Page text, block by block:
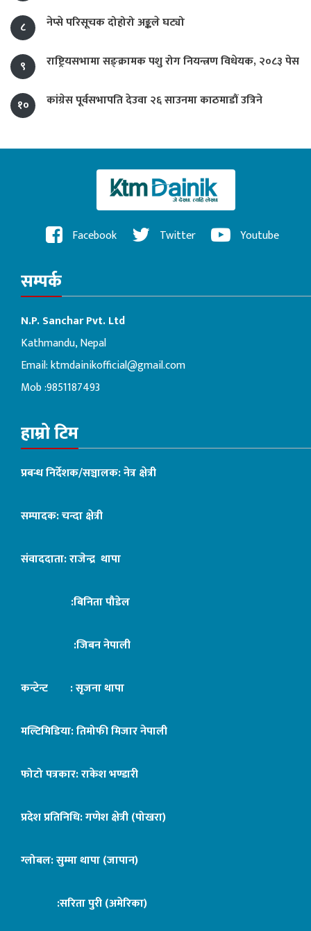
८ नेप्से परिसूचक दोहोरो अङ्कले घट्यो
९ राष्ट्रियसभामा सङ्क्रामक पशु रोग नियन्त्रण विधेयक, २०८३ पेस
१० कांग्रेस पूर्वसभापति देउवा २६ साउनमा काठमाडौं उत्रिने
Facebook Twitter Youtube
सम्पर्क
N.P. Sanchar Pvt. Ltd
Kathmandu, Nepal
Email:ktmdainikofficial@gmail.com
Mob :9851187493
हाम्रो टिम
प्रबन्ध निर्देशक/सञ्चालक: नेत्र क्षेत्री
सम्पादक: चन्दा क्षेत्री
संवाददाता: राजेन्द्र थापा
:बिनिता पौडेल
:जिबन नेपाली
कन्टेन्ट : सृजना थापा
मल्टिमिडिया: तिमोफी मिजार नेपाली
फोटो पत्रकार: राकेश भण्डारी
प्रदेश प्रतिनिधि: गणेश क्षेत्री (पोखरा)
ग्लोबल: सुम्मा थापा (जापान)
:सरिता पुरी (अमेरिका)